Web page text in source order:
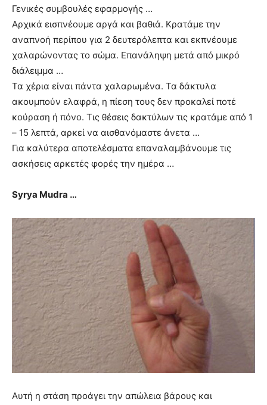
Γενικές συμβουλές εφαρμογής …
Αρχικά εισπνέουμε αργά και βαθιά. Κρατάμε την
αναπνοή περίπου για 2 δευτερόλεπτα και εκπνέουμε
χαλαρώνοντας το σώμα. Επανάληψη μετά από μικρό
διάλειμμα …
Τα χέρια είναι πάντα χαλαρωμένα. Τα δάκτυλα
ακουμπούν ελαφρά, η πίεση τους δεν προκαλεί ποτέ
κούραση ή πόνο. Τις θέσεις δακτύλων τις κρατάμε από 1
– 15 λεπτά, αρκεί να αισθανόμαστε άνετα …
Για καλύτερα αποτελέσματα επαναλαμβάνουμε τις
ασκήσεις αρκετές φορές την ημέρα …
Syrya Mudra …
Αυτή η στάση προάγει την απώλεια βάρους και